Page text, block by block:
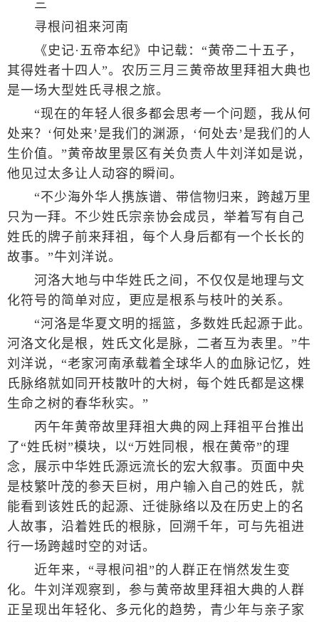
三
寻根问祖来河南
《史记·五帝本纪》中记载：“黄帝二十五子，
其得姓者十四人”。农历三月三黄帝故里拜祖大典也
是一场大型姓氏寻根之旅。
“现在的年轻人很多都会思考一个问题，我从何
处来？‘何处来’是我们的渊源，‘何处去’是我们的人
生价值。”黄帝故里景区有关负责人牛刘洋如是说，
他见过太多让人动容的瞬间。
“不少海外华人携族谱、带信物归来，跨越万里
只为一拜。不少姓氏宗亲协会成员，举着写有自己
姓氏的牌子前来拜祖，每个人身后都有一个长长的
故事。”牛刘洋说。
河洛大地与中华姓氏之间，不仅仅是地理与文
化符号的简单对应，更应是根系与枝叶的关系。
“河洛是华夏文明的摇篮，多数姓氏起源于此。
河洛文化是根，姓氏文化是脉，二者互为表里。”牛
刘洋说，“老家河南承载着全球华人的血脉记忆，姓
氏脉络就如同开枝散叶的大树，每个姓氏都是这棵
生命之树的春华秋实。”
丙午年黄帝故里拜祖大典的网上拜祖平台推出
了“姓氏树”模块，以“万姓同根，根在黄帝”的理
念，展示中华姓氏源远流长的宏大叙事。页面中央
是枝繁叶茂的参天巨树，用户输入自己的姓氏，就
能看到该姓氏的起源、迁徙脉络以及在历史上的名
人故事，沿着姓氏的根脉，回溯千年，可与先祖进
行一场跨越时空的对话。
近年来，“寻根问祖”的人群正在悄然发生变
化。牛刘洋观察到，参与黄帝故里拜祖大典的人群
正呈现出年轻化、多元化的趋势，青少年与亲子家